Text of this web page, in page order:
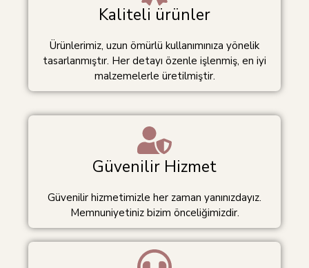
Kaliteli ürünler
Ürünlerimiz, uzun ömürlü kullanımınıza yönelik
tasarlanmıştır. Her detayı özenle işlenmiş, en iyi
malzemelerle üretilmiştir.
Güvenilir Hizmet
Güvenilir hizmetimizle her zaman yanınızdayız.
Memnuniyetiniz bizim önceliğimizdir.